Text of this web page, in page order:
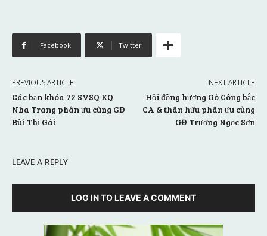
Facebook Twitter
PREVIOUS ARTICLE
Các bạn khóa 72 SVSQ KQ
Nha Trang phân ưu cùng GĐ
Bùi Thị Gái
NEXT ARTICLE
Hội đồng hương Gò Công bắc
CA & thân hữu phân ưu cùng
GĐ Trương Ngọc Sơn
LEAVE A REPLY
LOG IN TO LEAVE A COMMENT